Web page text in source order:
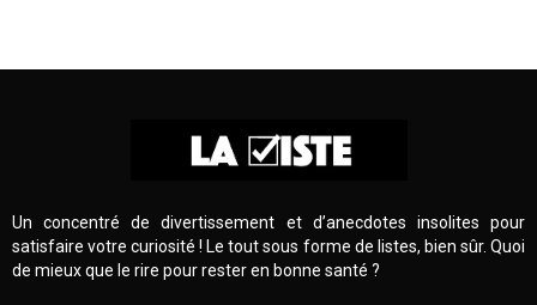
Un concentré de divertissement et d’anecdotes insolites pour
satisfaire votre curiosité ! Le tout sous forme de listes, bien sûr. Quoi
de mieux que le rire pour rester en bonne santé ?